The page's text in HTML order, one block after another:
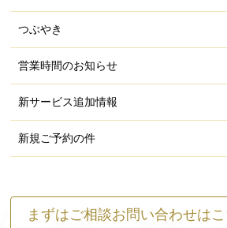
つぶやき
営業時間のお知らせ
新サービス追加情報
新規ご予約の件
まずはご相談お問い合わせはこ